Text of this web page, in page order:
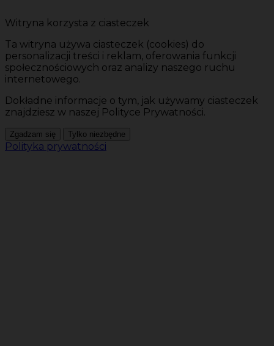
Witryna korzysta z ciasteczek
Ta witryna używa ciasteczek (cookies) do
personalizacji treści i reklam, oferowania funkcji
społecznościowych oraz analizy naszego ruchu
internetowego.
Dokładne informacje o tym, jak używamy ciasteczek
znajdziesz w naszej Polityce Prywatności.
Zgadzam się Tylko niezbędne
Polityka prywatności